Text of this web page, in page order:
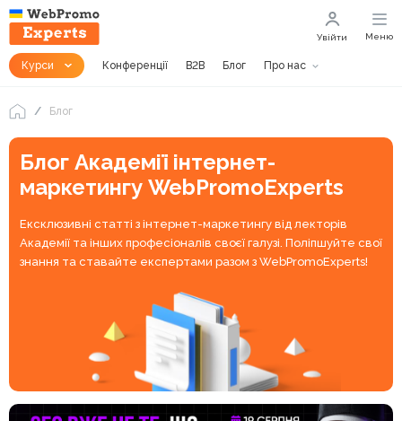
Курси Конференції B2B Блог Про нас
Увійти Меню
Блог
Блог Академії інтернет-
маркетингу WebPromoExperts
Ексклюзивні статті з інтернет-маркетингу від лекторів
Академії та інших професіоналів своєї галузі. Поліпшуйте свої
знання та ставайте експертами разом з WebPromoExperts!